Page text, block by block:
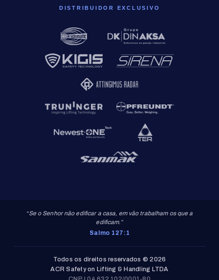
DISTRIBUIDOR EXCLUSIVO
“Se o Senhor não edificar a casa, em vão trabalham os que a
edificam.”
Salmo 127:1
Todos os direitos reservados © 2026
ACR Safety on Lifting & Handling LTDA